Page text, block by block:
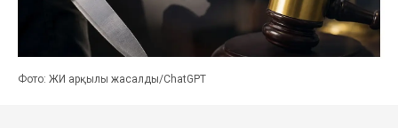
Фото: ЖИ арқылы жасалды/ChatGPT